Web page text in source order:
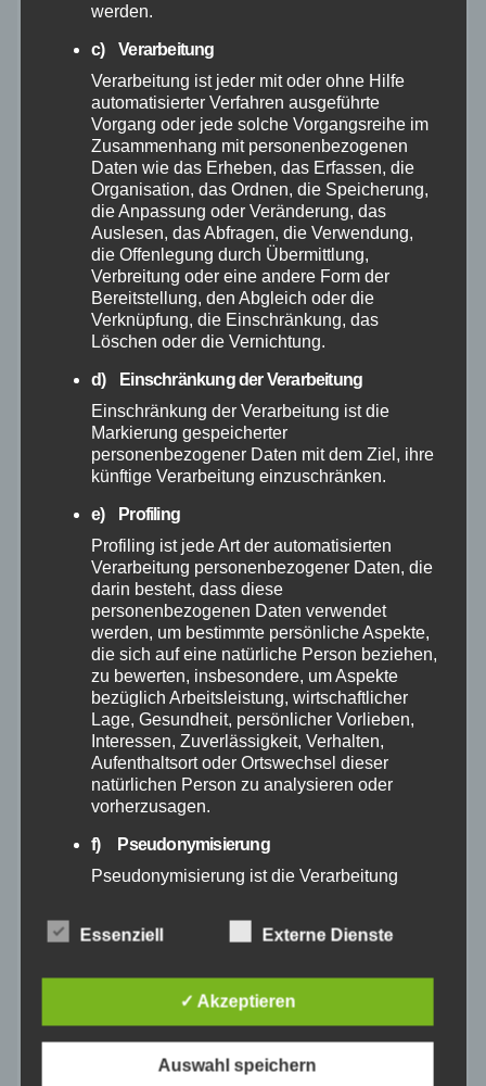
August 2026
Juli 2026
Juni 2026
Mai 2026
April 2026
März 2026
Januar 2026
Dezember 2025
November 2025
Oktober 2025
September 2025
August 2025
Juli 2025
Mai 2025
April 2025
werden.
c) Verarbeitung
Verarbeitung ist jeder mit oder ohne Hilfe
automatisierter Verfahren ausgeführte
Vorgang oder jede solche Vorgangsreihe im
Zusammenhang mit personenbezogenen
Daten wie das Erheben, das Erfassen, die
Organisation, das Ordnen, die Speicherung,
die Anpassung oder Veränderung, das
Auslesen, das Abfragen, die Verwendung,
die Offenlegung durch Übermittlung,
Verbreitung oder eine andere Form der
Bereitstellung, den Abgleich oder die
Verknüpfung, die Einschränkung, das
Löschen oder die Vernichtung.
d) Einschränkung der Verarbeitung
Einschränkung der Verarbeitung ist die
Markierung gespeicherter
personenbezogener Daten mit dem Ziel, ihre
künftige Verarbeitung einzuschränken.
e) Profiling
Profiling ist jede Art der automatisierten
Verarbeitung personenbezogener Daten, die
darin besteht, dass diese
personenbezogenen Daten verwendet
werden, um bestimmte persönliche Aspekte,
die sich auf eine natürliche Person beziehen,
zu bewerten, insbesondere, um Aspekte
bezüglich Arbeitsleistung, wirtschaftlicher
Lage, Gesundheit, persönlicher Vorlieben,
Interessen, Zuverlässigkeit, Verhalten,
Aufenthaltsort oder Ortswechsel dieser
natürlichen Person zu analysieren oder
vorherzusagen.
f) Pseudonymisierung
Pseudonymisierung ist die Verarbeitung
auf welche die personenbezogenen Daten
ohne Hinzuziehung zusätzlicher
betroffenen Person zugeordnet werden
können, sofern diese zusätzlichen
Informationen gesondert aufbewahrt werden
Maßnahmen unterliegen, die gewährleisten,
Essenziell Externe Dienste
✓ Akzeptieren
Auswahl speichern